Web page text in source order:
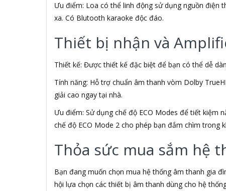
Alfa Romeo
ALGOZ
Allen Heath
ALLOYSEED
Alphun
Alps
Âm nhạc
AMAZON
AmazonBasics
AMD
Ami
Amkov
AMP
AMPE
Ưu điểm: Loa có thể linh động sử dụng nguồn điện
xa. Có Blutooth karaoke độc đáo.
Thiết bị nhận và
Thiết kế: Được thiết kế đặc biệt để bạn có thể dễ
Tính năng: Hỗ trợ chuẩn âm thanh vòm Dolby
giải cao ngay tại nhà.
Ưu điểm: Sử dụng chế độ ECO Modes để tiết kiệm
chế độ ECO Mode 2 cho phép bạn đắm chìm trong
Thỏa sức mua sắm hệ
Bạn đang muốn chọn mua hệ thống âm thanh gia
hội lựa chọn các thiết bị âm thanh dùng cho hệ